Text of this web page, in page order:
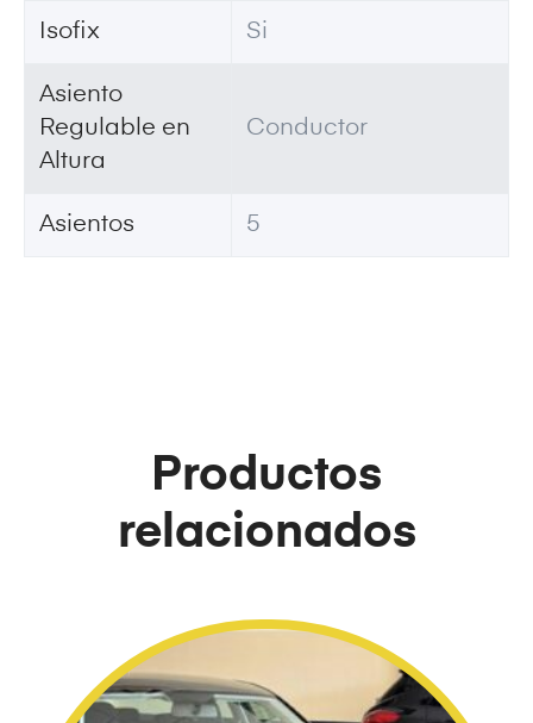
Isofix Si
Asiento
Regulable en
Altura
Conductor
Asientos 5
Productos
relacionados